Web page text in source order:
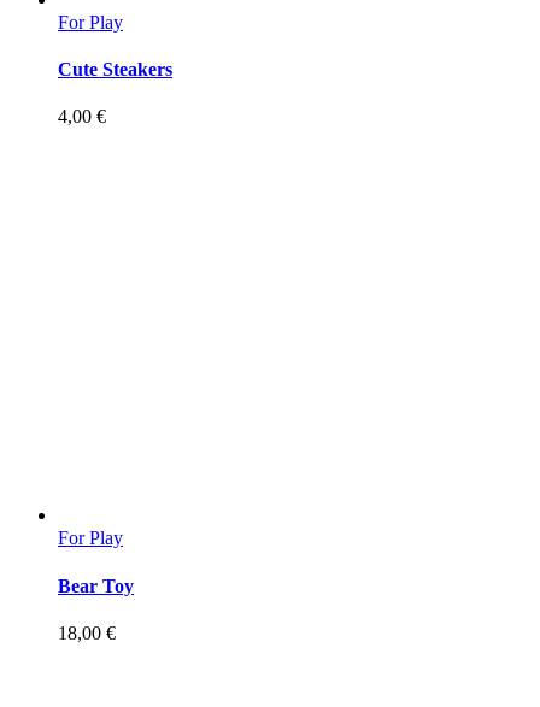
For Play
Cute Steakers
4,00 €
For Play
Bear Toy
18,00 €